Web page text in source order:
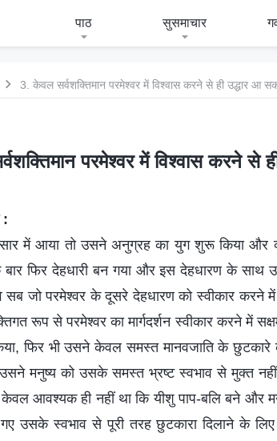
पाठ सुसमाचार
3. केवल सर्वशक्तिमान परमेश्वर में विश्वास करने से ही उद्धार आ
परमेश्वर में विश्वास करने से
:
में आया तो उसने अनुग्रह का युग शुरू किया और
बार फिर देहधारी बन गया और इस देहधारण के
जो परमेश्वर के दूसरे देहधारण को स्वीकार करने
रूप से परमेश्वर का मार्गदर्शन स्वीकार करने में
फिर भी उसने केवल समस्त मानवजाति के छुटकारे
मनुष्य को उसके समस्त भ्रष्ट स्वभाव से मुक्त
आवश्यक ही नहीं था कि यीशु पाप-बलि बने और
गए उसके स्वभाव से पूरी तरह छुटकारा दिलाने के